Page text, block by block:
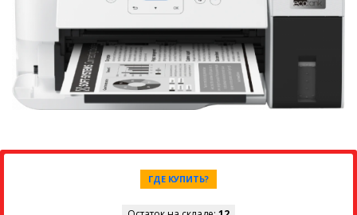
ГДЕ КУПИТЬ?